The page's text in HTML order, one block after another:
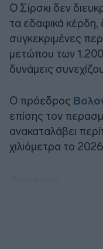
Ο Σίρσκι δεν
τα εδαφικά κέρδη,
συγκεκριμένες
μετώπου των 1.200
δυνάμεις
Ο πρόεδρος
επίσης τον
ανακαταλάβει
χιλιόμετρα το